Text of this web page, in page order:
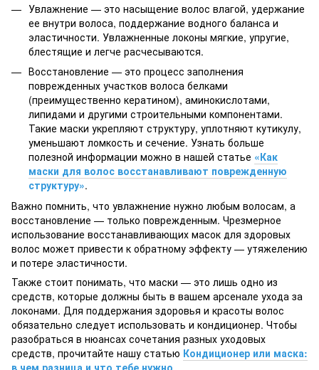
Увлажнение — это насыщение волос влагой, удержание
ее внутри волоса, поддержание водного баланса и
эластичности. Увлажненные локоны мягкие, упругие,
блестящие и легче расчесываются.
Восстановление — это процесс заполнения
поврежденных участков волоса белками
(преимущественно кератином), аминокислотами,
липидами и другими строительными компонентами.
Такие маски укрепляют структуру, уплотняют кутикулу,
уменьшают ломкость и сечение. Узнать больше
полезной информации можно в нашей статье «Как
маски для волос восстанавливают поврежденную
структуру».
Важно помнить, что увлажнение нужно любым волосам, а
восстановление — только поврежденным. Чрезмерное
использование восстанавливающих масок для здоровых
волос может привести к обратному эффекту — утяжелению
и потере эластичности.
Также стоит понимать, что маски — это лишь одно из
средств, которые должны быть в вашем арсенале ухода за
локонами. Для поддержания здоровья и красоты волос
обязательно следует использовать и кондиционер. Чтобы
разобраться в нюансах сочетания разных уходовых
средств, прочитайте нашу статью Кондиционер или маска:
в чем разница и что тебе нужно.